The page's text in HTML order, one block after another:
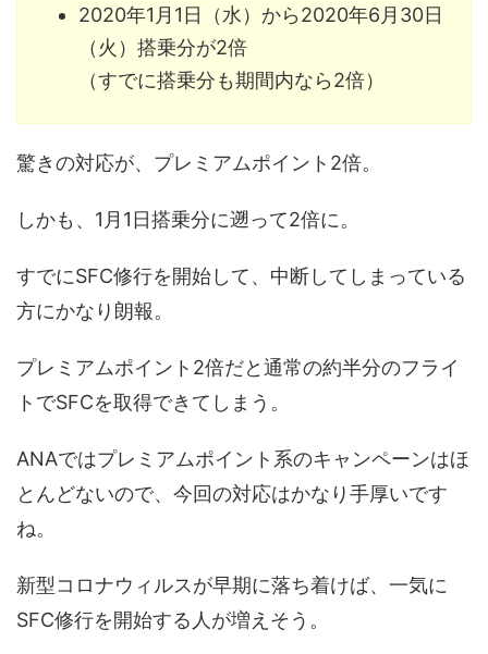
2020年1月1日（水）から2020年6月30日
（火）搭乗分が2倍
（すでに搭乗分も期間内なら2倍）
驚きの対応が、プレミアムポイント2倍。
しかも、1月1日搭乗分に遡って2倍に。
すでにSFC修行を開始して、中断してしまっている
方にかなり朗報。
プレミアムポイント2倍だと通常の約半分のフライ
トでSFCを取得できてしまう。
ANAではプレミアムポイント系のキャンペーンはほ
とんどないので、今回の対応はかなり手厚いです
ね。
新型コロナウィルスが早期に落ち着けば、一気に
SFC修行を開始する人が増えそう。